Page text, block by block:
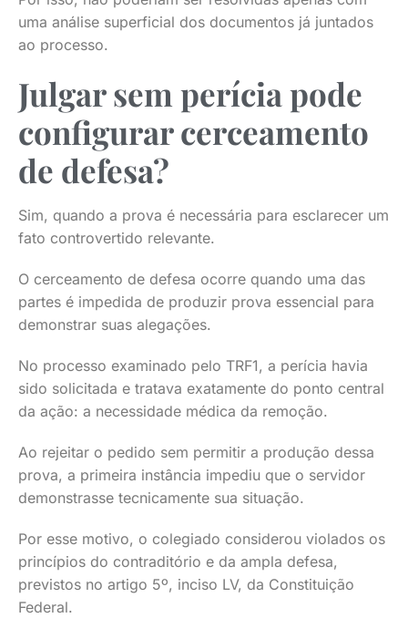
uma análise superficial dos documentos já juntados
ao processo.
Julgar sem perícia pode
configurar cerceamento
de defesa?
Sim, quando a prova é necessária para esclarecer um
fato controvertido relevante.
O cerceamento de defesa ocorre quando uma das
partes é impedida de produzir prova essencial para
demonstrar suas alegações.
No processo examinado pelo TRF1, a perícia havia
sido solicitada e tratava exatamente do ponto central
da ação: a necessidade médica da remoção.
Ao rejeitar o pedido sem permitir a produção dessa
prova, a primeira instância impediu que o servidor
demonstrasse tecnicamente sua situação.
Por esse motivo, o colegiado considerou violados os
princípios do contraditório e da ampla defesa,
previstos no artigo 5º, inciso LV, da Constituição
Federal.